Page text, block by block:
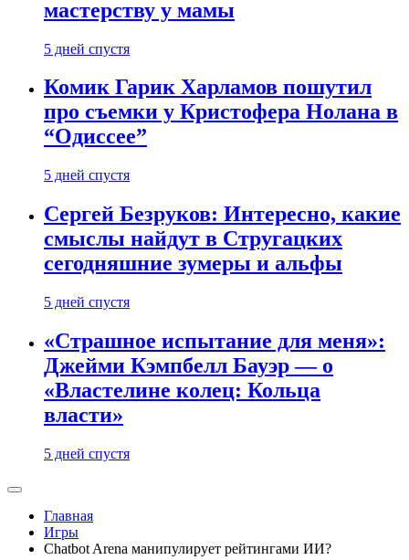
мастерству у мамы
5 дней спустя
Комик Гарик Харламов пошутил
про съемки у Кристофера Нолана в
“Одиссее”
5 дней спустя
Сергей Безруков: Интересно, какие
смыслы найдут в Стругацких
сегодняшние зумеры и альфы
5 дней спустя
«Страшное испытание для меня»:
Джейми Кэмпбелл Бауэр — о
«Властелине колец: Кольца
власти»
5 дней спустя
Главная
Игры
Chatbot Arena манипулирует рейтингами ИИ?